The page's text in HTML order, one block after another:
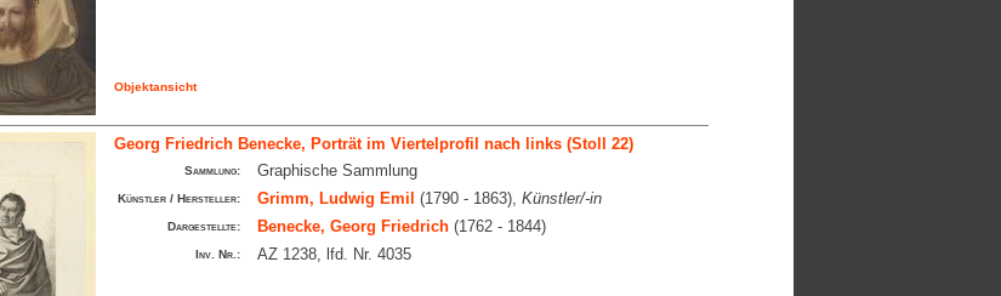
Objektansicht
Georg Friedrich Benecke, Porträt im Viertelprofil nach links (Stoll 22)
Sammlung: Graphische Sammlung
Künstler / Hersteller: Grimm, Ludwig Emil (1790 - 1863), Künstler/-in
Dargestellte: Benecke, Georg Friedrich(1762 - 1844)
Inv. Nr.: AZ 1238, lfd. Nr. 4035